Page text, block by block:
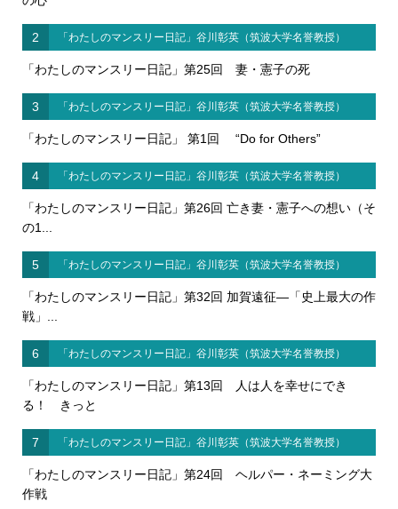
2 「わたしのマンスリー日記」谷川彰英（筑波大学名誉教授）
「わたしのマンスリー日記」第25回 妻・憲子の死
3 「わたしのマンスリー日記」谷川彰英（筑波大学名誉教授）
「わたしのマンスリー日記」 第1回 “Do for Others”
4 「わたしのマンスリー日記」谷川彰英（筑波大学名誉教授）
「わたしのマンスリー日記」第26回 亡き妻・憲子への想い（そ
の1...
5 「わたしのマンスリー日記」谷川彰英（筑波大学名誉教授）
「わたしのマンスリー日記」第32回 加賀遠征―「史上最大の作
戦」...
6 「わたしのマンスリー日記」谷川彰英（筑波大学名誉教授）
「わたしのマンスリー日記」第13回 人は人を幸せにでき
る！ きっと
7 「わたしのマンスリー日記」谷川彰英（筑波大学名誉教授）
「わたしのマンスリー日記」第24回 ヘルパー・ネーミング大
作戦